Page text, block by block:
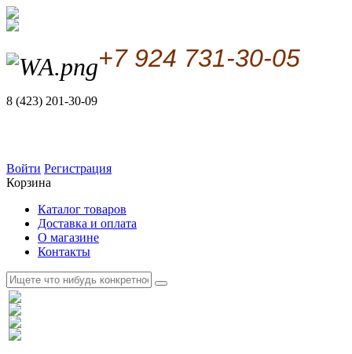
+7 924 731-30-05
8 (423) 201-30-09
Войти Регистрация
Корзина
Каталог товаров
Доставка и оплата
О магазине
Контакты